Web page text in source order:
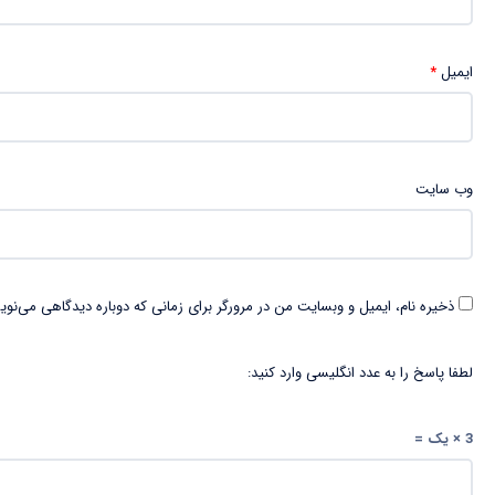
ایمیل*
وب‌ سایت
ذخیره نام، ایمیل و وبسایت من در مرورگر برای زمانی که دوباره دیدگاهی
لطفا پاسخ را به عدد انگلیسی وارد کنید:
3 × یک =